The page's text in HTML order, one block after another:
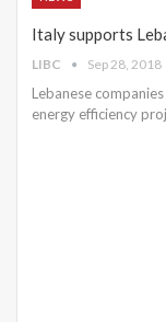
Italy supports
LIBC Sep 28, 2018
Lebanese
energy efficiency